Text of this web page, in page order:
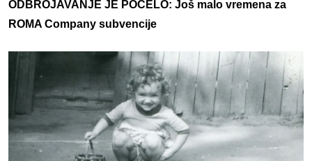
ODBROJAVANJE JE POČELO: Još malo vremena za
ROMA Company subvencije